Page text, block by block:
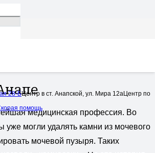
28-БЦентр в ст. Анапской, ул. Мира 12аЦентр по
помощь
медицинская профессия. Во
могли удалять камни из мочевого
мочевой пузыря. Таких